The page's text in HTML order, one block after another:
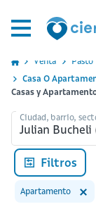
Venta Pasto
Casa O
Casas y
Ciudad, barrio,
Filtros
Apartamento